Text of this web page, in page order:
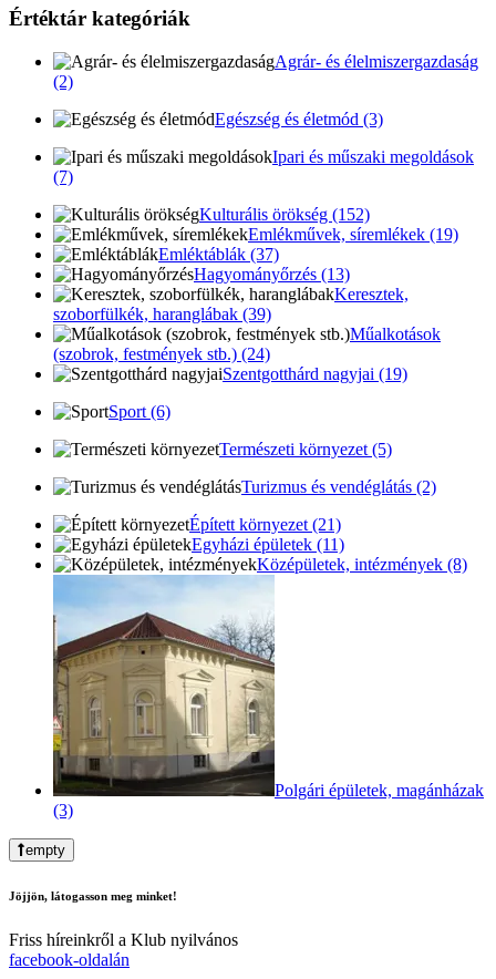
Értéktár kategóriák
Agrár- és élelmiszergazdaság
(2)
Egészség és életmód (3)
Ipari és műszaki megoldások
(7)
Kulturális örökség (152)
Emlékművek, síremlékek (19)
Emléktáblák (37)
Hagyományőrzés (13)
Keresztek,
szoborfülkék, haranglábak (39)
Műalkotások
(szobrok, festmények stb.) (24)
Szentgotthárd nagyjai (19)
Sport (6)
Természeti környezet (5)
Turizmus és vendéglátás (2)
Épített környezet (21)
Egyházi épületek (11)
Középületek, intézmények (8)
Polgári épületek, magánházak
(3)
empty
Jöjjön, látogasson meg minket!
Friss híreinkről a Klub nyilvános
facebook-oldalán